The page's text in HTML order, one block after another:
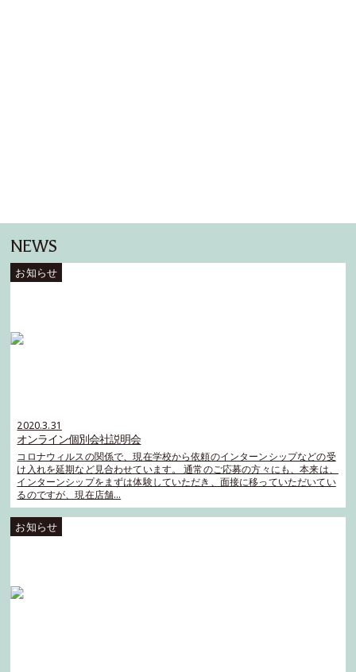
NEWS
2020.3.31
オンライン個別会社説明会
コロナウィルスの関係で、現在学校から依頼のインターンシップなどの受
け入れを延期など見合わせています。 通常のご応募の方々にも、本来は、
インターンシップをまずは体験していただき、面接に移っていただいてい
るのですが、現在店舗…